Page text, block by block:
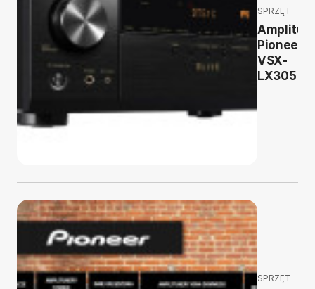
SPRZĘT
Pioneer
VSX-
LX305
SPRZĘT